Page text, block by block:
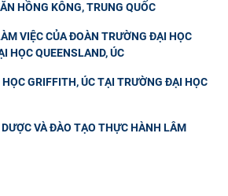
HỒNG KÔNG, TRUNG QUỐC
VIỆC CỦA ĐOÀN TRƯỜNG ĐẠI HỌC
HỌC QUEENSLAND, ÚC
GRIFFITH, ÚC TẠI TRƯỜNG ĐẠI HỌC
VÀ ĐÀO TẠO THỰC HÀNH LÂM